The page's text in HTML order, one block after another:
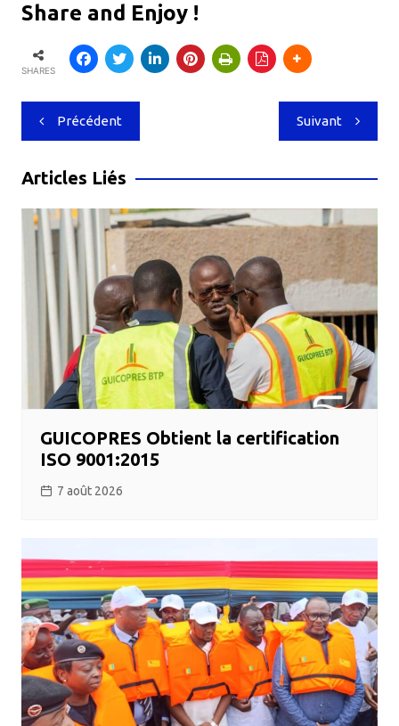
Share and Enjoy !
SHARES
Navigation
de
l’article
Précédent Suivant
Articles Liés
GUICOPRES Obtient la certification
ISO 9001:2015
7 août 2026